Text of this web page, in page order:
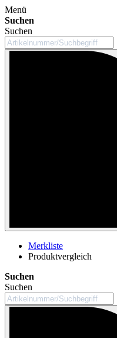
Menü
Suchen
Suchen
Merkliste
Produktvergleich
Suchen
Suchen